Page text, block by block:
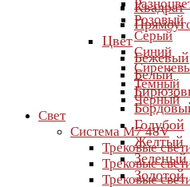
Розовый
Серый
Синий
Темный
Черный
Свет
Система M7 48V
Трековые
Трековые
Трековые
Квадрат
Цвет
Бежевый
Белый
Голубой
Желтый
Зеленый
Золотой